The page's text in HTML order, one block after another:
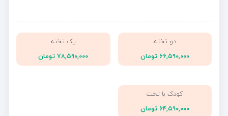
دو تخته
۶۶,۵۹۰,۰۰۰ تومان
یک تخته
۷۸,۵۹۰,۰۰۰ تومان
کودک با تخت
۶۴,۵۹۰,۰۰۰ تومان